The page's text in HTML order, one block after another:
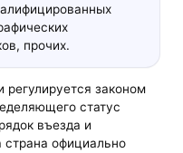
прочих.
законом
статус
въезда и
страна официально